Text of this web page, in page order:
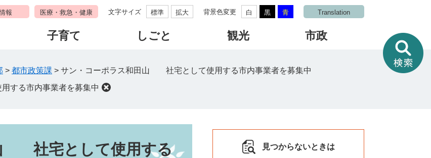
報 医療・救急・健康 文字サイズ 標準 拡大 背景色変更 白 黒 青 Translation
子育て しごと 観光 市政
> 都市政策課 > サン・コーポラス和田山 社宅として使用する市内事業者を募集中
する市内事業者を募集中
社宅として使用する
見つからないときは
情
報
を